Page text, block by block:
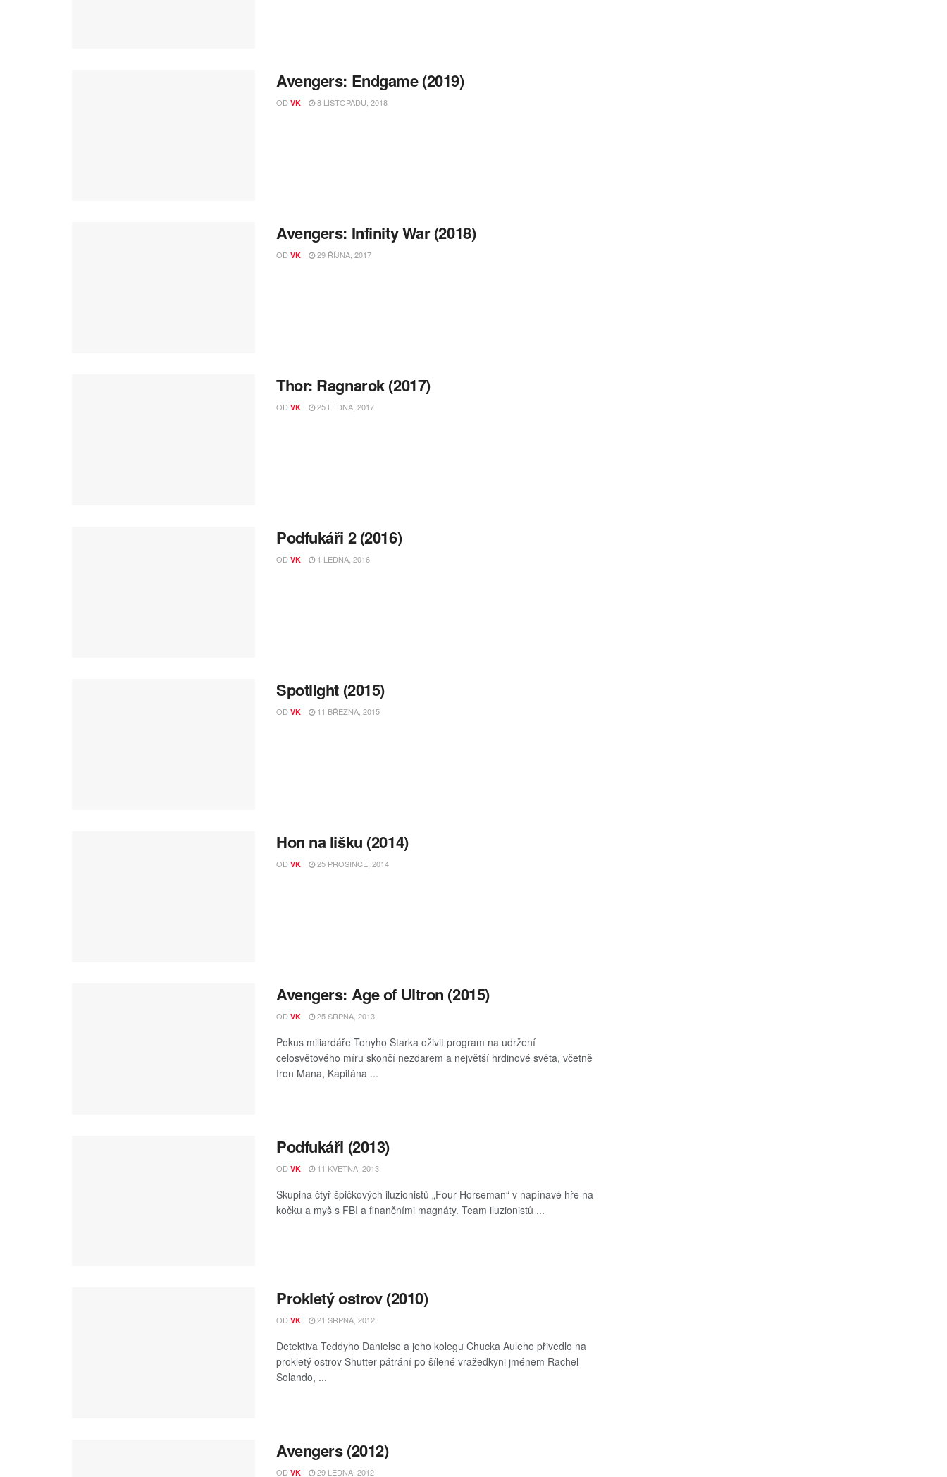
Avengers: Endgame (2019)
OD VK 8 LISTOPADU, 2018
Avengers: Infinity War (2018)
OD VK 29 ŘÍJNA, 2017
Thor: Ragnarok (2017)
OD VK 25 LEDNA, 2017
Podfukáři 2 (2016)
OD VK 1 LEDNA, 2016
Spotlight (2015)
OD VK 11 BŘEZNA, 2015
Hon na lišku (2014)
OD VK 25 PROSINCE, 2014
Avengers: Age of Ultron (2015)
OD VK 25 SRPNA, 2013
Pokus miliardáře Tonyho Starka oživit program na udržení
celosvětového míru skončí nezdarem a největší hrdinové světa, včetně
Iron Mana, Kapitána ...
Podfukáři (2013)
OD VK 11 KVĚTNA, 2013
Skupina čtyř špičkových iluzionistů „Four Horseman“ v napínavé hře na
kočku a myš s FBI a finančními magnáty. Team iluzionistů ...
Prokletý ostrov (2010)
OD VK 21 SRPNA, 2012
Detektiva Teddyho Danielse a jeho kolegu Chucka Auleho přivedlo na
prokletý ostrov Shutter pátrání po šílené vražedkyni jménem Rachel
Solando, ...
Avengers (2012)
OD VK 29 LEDNA, 2012